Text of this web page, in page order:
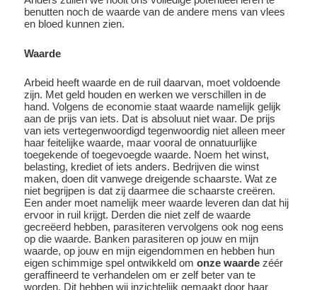
benutten noch de waarde van de andere mens van vlees
en bloed kunnen zien.
Waarde
Arbeid heeft waarde en de ruil daarvan, moet voldoende
zijn. Met geld houden en werken we verschillen in de
hand. Volgens de economie staat waarde namelijk gelijk
aan de prijs van iets. Dat is absoluut niet waar. De prijs
van iets vertegenwoordigd tegenwoordig niet alleen meer
haar feitelijke waarde, maar vooral de onnatuurlijke
toegekende of toegevoegde waarde. Noem het winst,
belasting, krediet of iets anders. Bedrijven die winst
maken, doen dit vanwege dreigende schaarste. Wat ze
niet begrijpen is dat zij daarmee die schaarste creëren.
Een ander moet namelijk meer waarde leveren dan dat hij
ervoor in ruil krijgt. Derden die niet zelf de waarde
gecreëerd hebben, parasiteren vervolgens ook nog eens
op die waarde. Banken parasiteren op jouw en mijn
waarde, op jouw en mijn eigendommen en hebben hun
eigen schimmige spel ontwikkeld om onze waarde zéér
geraffineerd te verhandelen om er zelf beter van te
worden. Dit hebben wij inzichtelijk gemaakt door haar